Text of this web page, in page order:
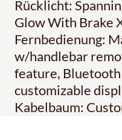
Rücklicht:
Glow With Brake
Fernbedienung:
w/handlebar
feature,
customizable
Kabelbaum: